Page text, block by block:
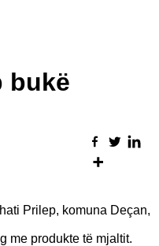
bukë
Prilep, komuna Deçan,
me produkte të mjaltit.